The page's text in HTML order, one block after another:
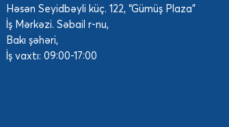
Həsən Seyidbəyli küç. 122, “Gümüş Plaza”
İş Mərkəzi. Səbail r-nu,
Bakı şəhəri,
İş vaxtı: 09:00-17:00